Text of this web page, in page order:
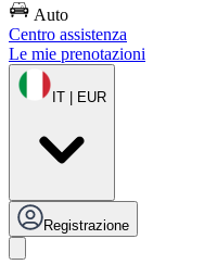
Auto
Centro assistenza
Le mie prenotazioni
IT | EUR
Registrazione